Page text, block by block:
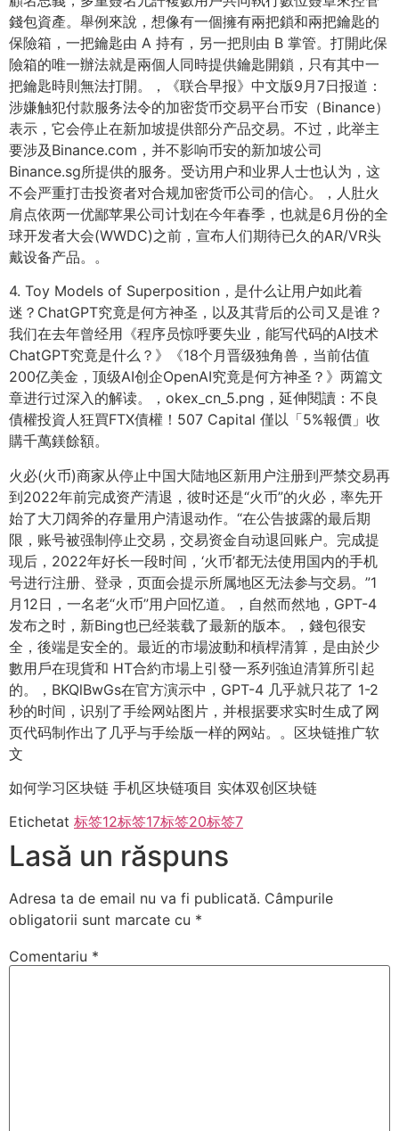
錢包資產。舉例來說，想像有一個擁有兩把鎖和兩把鑰匙的
保險箱，一把鑰匙由 A 持有，另一把則由 B 掌管。打開此保
險箱的唯一辦法就是兩個人同時提供鑰匙開鎖，只有其中一
把鑰匙時則無法打開。，《联合早报》中文版9月7日报道：
涉嫌触犯付款服务法令的加密货币交易平台币安（Binance）
表示，它会停止在新加坡提供部分产品交易。不过，此举主
要涉及Binance.com，并不影响币安的新加坡公司
Binance.sg所提供的服务。受访用户和业界人士也认为，这
不会严重打击投资者对合规加密货币公司的信心。，人肚火
肩点依两一优鄙苹果公司计划在今年春季，也就是6月份的全
球开发者大会(WWDC)之前，宣布人们期待已久的AR/VR头
戴设备产品。。
4. Toy Models of Superposition，是什么让用户如此着
迷？ChatGPT究竟是何方神圣，以及其背后的公司又是谁？
我们在去年曾经用《程序员惊呼要失业，能写代码的AI技术
ChatGPT究竟是什么？》《18个月晋级独角兽，当前估值
200亿美金，顶级AI创企OpenAI究竟是何方神圣？》两篇文
章进行过深入的解读。，okex_cn_5.png，延伸閱讀：不良
債權投資人狂買FTX債權！507 Capital 僅以「5%報價」收
購千萬鎂餘額。
火必(火币)商家从停止中国大陆地区新用户注册到严禁交易再
到2022年前完成资产清退，彼时还是“火币”的火必，率先开
始了大刀阔斧的存量用户清退动作。“在公告披露的最后期
限，账号被强制停止交易，交易资金自动退回账户。完成提
现后，2022年好长一段时间，‘火币’都无法使用国内的手机
号进行注册、登录，页面会提示所属地区无法参与交易。”1
月12日，一名老“火币”用户回忆道。，自然而然地，GPT-4
发布之时，新Bing也已经装载了最新的版本。，錢包很安
全，後端是安全的。最近的市場波動和槓桿清算，是由於少
數用戶在現貨和 HT合約市場上引發一系列強迫清算所引起
的。，BKQlBwGs在官方演示中，GPT-4 几乎就只花了 1-2
秒的时间，识别了手绘网站图片，并根据要求实时生成了网
页代码制作出了几乎与手绘版一样的网站。。区块链推广软
文
如何学习区块链 手机区块链项目 实体双创区块链
Etichetat 标签12标签17标签20标签7
Lasă un răspuns
Adresa ta de email nu va fi publicată. Câmpurile
obligatorii sunt marcate cu *
Comentariu *